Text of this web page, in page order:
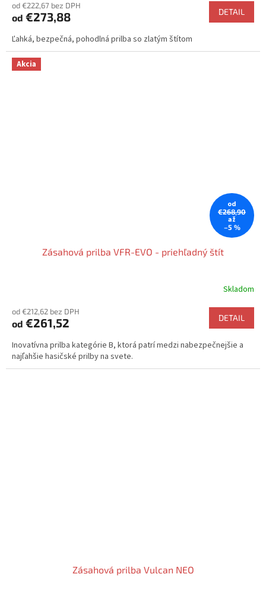
produktu
je
z
5
hviezdičiek.
od €222,67 bez DPH
od €273,88 DETAIL
Ľahká, bezpečná, pohodlná prilba so zlatým štítom
Akcia
od
€268,90
až
–5 %
Zásahová prilba VFR-EVO - priehľadný štít
produktu
je
z
5
hviezdičiek.
Skladom
od €212,62 bez DPH
od €261,52 DETAIL
Inovatívna prilba kategórie B, ktorá patrí medzi nabezpečnejšie a
najľahšie hasičské prilby na svete.
Zásahová prilba Vulcan NEO